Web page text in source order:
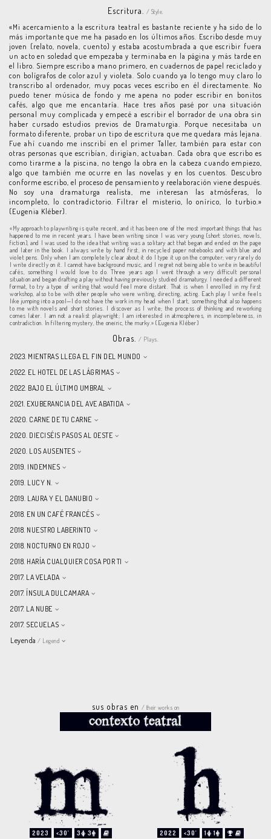
Escritura. / Style.
«Mi acercamiento a la escritura teatral es bastante reciente y ha sido de lo
más importante que me ha pasado en los últimos años. Escribo desde muy
joven (relato, novela, cuento) y estaba acostumbrada a que escribir fuera
un acto en soledad que empezaba y terminaba en la página y más tarde en
el libro. Siempre escribo a mano primero, en cuadernos de papel reciclado y
con bolígrafos de color azul y violeta. Solo cuando ya lo tengo muy claro lo
transcribo al ordenador, muy pocas veces escribo en él directamente. No
puedo tener música de fondo y me apena no poder escribir en bonitos
cafés, algo que me encantaría. Hace tres años pasé por una situación
personal muy complicada y empecé a escribir el borrador de una obra sin
haber cursado estudios previos de Dramaturgia. Porque necesitaba un
formato diferente, probar un tipo de escritura que me quedara más lejana.
Fue ahí cuando me inscribí en el primer Taller, también para estar con
otras personas que escribían, dirigían, actuaban. Cada obra que escribo es
como tirarme a la piscina, no tengo la obra en la cabeza cuando empiezo,
algo que también me ocurre en las novelas y en los cuentos. Descubro
conforme escribo, el proceso de pensamiento y reelaboración viene después.
No soy una dramaturga realista, me interesan las atmósferas, lo
incompleto, lo contradictorio. Filtrar el misterio, lo onírico, lo turbio.»
(Eugenia Kléber).
«My approach to playwriting is quite recent, and it has been one of the most important things that has
happened to me in recent years. I have been writing since I was very young (short stories, novels,
fiction), and I was used to the idea that writing was a solitary act that began and ended on the page
and later in the book. I always write by hand first, in recycled paper notebooks and with blue and
violet pens. Only when I am completely clear about it do I type it up on the computer; very rarely do
I write directly on it. I cannot have background music, and I regret not being able to write in beautiful
cafés, something I would love to do. Three years ago I went through a very difficult personal
situation and began drafting a play without having previously studied dramaturgy. I needed a different
format, to try a type of writing that would feel more distant. That is when I enrolled in my first
workshop, also to be with other people who were writing, directing, acting. Each play I write feels
like jumping into a pool—I do not have the work in my head when I start, something that also happens
to me with novels and short stories. I discover as I write; the process of thinking and reworking
comes later. I am not a realist playwright; I am interested in atmospheres, in incompleteness, in
contradiction. In filtering mystery, the oneiric, the murky.» (Eugenia Kléber)
Obras. / Plays.
2023. MIENTRAS LLEGA EL FIN DEL MUNDO
2022. EL HOTEL DE LAS LÁGRIMAS
2022. BAJO EL ÚLTIMO UMBRAL
2021. EXUBERANCIA DEL AVE ABATIDA
2020. CARNE DE TU CARNE
2020. DIECISÉIS PASOS AL OESTE
2020. LOS AUSENTES
2019. INDEMNES
2019. LUCY N.
2019. LAURA Y EL DANUBIO
2018. EN UN CAFÉ FRANCÉS
2018. NUESTRO LABERINTO
2018. NOCTURNO EN ROJO
2018. HARÍA CUALQUIER COSA POR TI
2017. LA VELADA
2017. ÍNSULA DULCAMARA
2017. LA NUBE
2017. SECUELAS
Leyenda / Legend
sus obras en / their works on
2023 <30' 3 3 2022 <30' 1 1